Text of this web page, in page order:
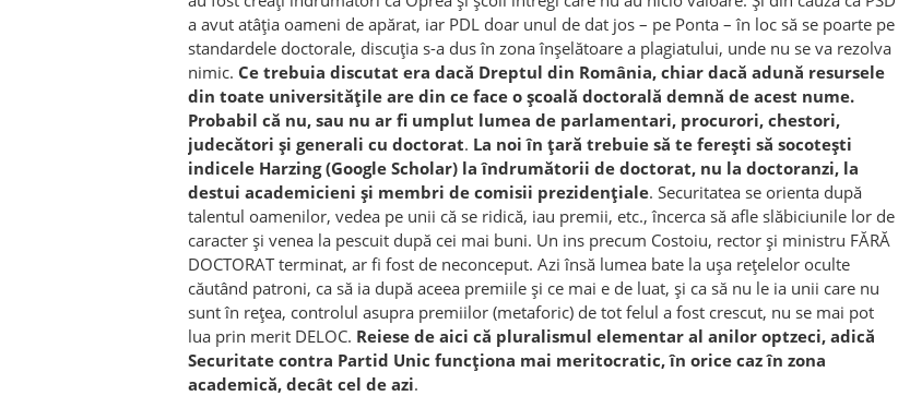
a avut atâția oameni de apărat, iar PDL doar unul de dat jos – pe Ponta – în loc să se poarte pe
standardele doctorale, discuția s-a dus în zona înșelătoare a plagiatului, unde nu se va rezolva
nimic. Ce trebuia discutat era dacă Dreptul din România, chiar dacă adună resursele
din toate universitățile are din ce face o școală doctorală demnă de acest nume.
Probabil că nu, sau nu ar fi umplut lumea de parlamentari, procurori, chestori,
judecători și generali cu doctorat. La noi în țară trebuie să te ferești să socotești
indicele Harzing (Google Scholar) la îndrumătorii de doctorat, nu la doctoranzi, la
destui academicieni și membri de comisii prezidențiale. Securitatea se orienta după
talentul oamenilor, vedea pe unii că se ridică, iau premii, etc., încerca să afle slăbiciunile lor de
caracter și venea la pescuit după cei mai buni. Un ins precum Costoiu, rector și ministru FĂRĂ
DOCTORAT terminat, ar fi fost de neconceput. Azi însă lumea bate la ușa rețelelor oculte
căutând patroni, ca să ia după aceea premiile și ce mai e de luat, și ca să nu le ia unii care nu
sunt în rețea, controlul asupra premiilor (metaforic) de tot felul a fost crescut, nu se mai pot
lua prin merit DELOC. Reiese de aici că pluralismul elementar al anilor optzeci, adică
Securitate contra Partid Unic funcționa mai meritocratic, în orice caz în zona
academică, decât cel de azi.